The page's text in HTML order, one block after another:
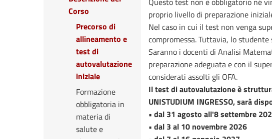
proprio livello di preparazione
Nel caso in cui il test non venga
compromessa. Tuttavia, lo
Saranno i docenti di Analisi
preparazione adeguata e con il
considerati assolti gli OFA.
Il test di autovalutazione è
UNISTUDIUM INGRESSO, sarà
• dal 31 agosto all'8 settembre
• dal 3 al 10 novembre 2026
Corso
Precorso di
allineamento e
test di
autovalutazione
iniziale
Formazione
obbligatoria in
materia di
salute e